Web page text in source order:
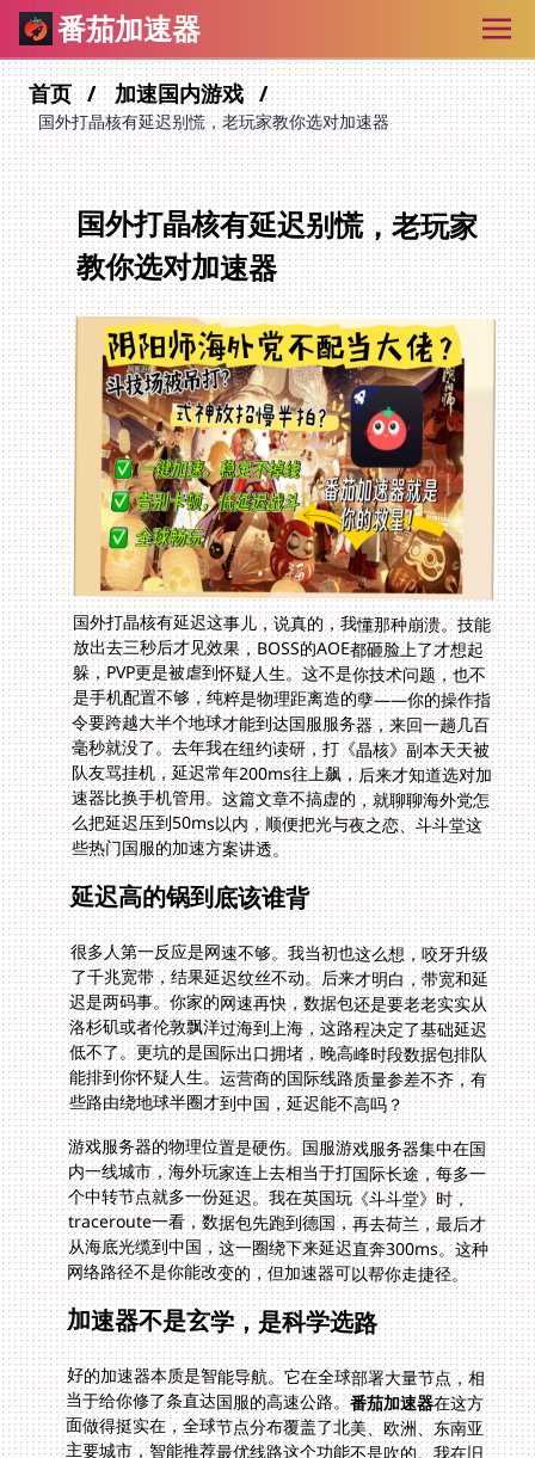
番茄加速器
首页 加速国内游戏
国外打晶核有延迟别慌，老玩家教你选对加速器
国外打晶核有延迟别慌，老玩家
教你选对加速器
国外打晶核有延迟这事儿，说真的，我懂那种崩溃。技能
放出去三秒后才见效果，BOSS的AOE都砸脸上了才想起
躲，PVP更是被虐到怀疑人生。这不是你技术问题，也不
是手机配置不够，纯粹是物理距离造的孽——你的操作指
令要跨越大半个地球才能到达国服服务器，来回一趟几百
毫秒就没了。去年我在纽约读研，打《晶核》副本天天被
队友骂挂机，延迟常年200ms往上飙，后来才知道选对加
速器比换手机管用。这篇文章不搞虚的，就聊聊海外党怎
么把延迟压到50ms以内，顺便把光与夜之恋、斗斗堂这
些热门国服的加速方案讲透。
延迟高的锅到底该谁背
很多人第一反应是网速不够。我当初也这么想，咬牙升级
了千兆宽带，结果延迟纹丝不动。后来才明白，带宽和延
迟是两码事。你家的网速再快，数据包还是要老老实实从
洛杉矶或者伦敦飘洋过海到上海，这路程决定了基础延迟
低不了。更坑的是国际出口拥堵，晚高峰时段数据包排队
能排到你怀疑人生。运营商的国际线路质量参差不齐，有
些路由绕地球半圈才到中国，延迟能不高吗？
游戏服务器的物理位置是硬伤。国服游戏服务器集中在国
内一线城市，海外玩家连上去相当于打国际长途，每多一
个中转节点就多一份延迟。我在英国玩《斗斗堂》时，
traceroute一看，数据包先跑到德国，再去荷兰，最后才
从海底光缆到中国，这一圈绕下来延迟直奔300ms。这种
网络路径不是你能改变的，但加速器可以帮你走捷径。
加速器不是玄学，是科学选路
好的加速器本质是智能导航。它在全球部署大量节点，相
当于给你修了条直达国服的高速公路。番茄加速器在这方
面做得挺实在，全球节点分布覆盖了北美、欧洲、东南亚
主要城市，智能推荐最优线路这个功能不是吹的。我在旧
金山测试时，系统自动选了洛杉矶到上海的专线，延迟从
280ms直接压到68ms。这背后是实时线路质量监测，哪